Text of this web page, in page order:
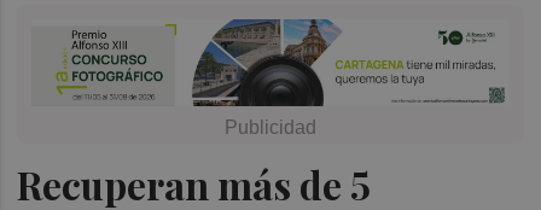
Recuperan más de 5